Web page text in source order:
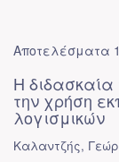
Αποτελέσματα
Η
την χρήση
λογισμικών
Καλαντζής,